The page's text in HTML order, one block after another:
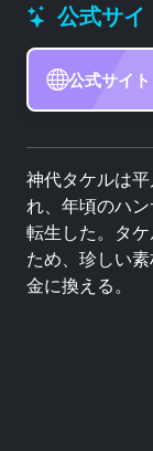
公式サイ
公式サイト
神代タケルは
れ、年頃のハ
転生した。タ
ため、珍しい
金に換える。